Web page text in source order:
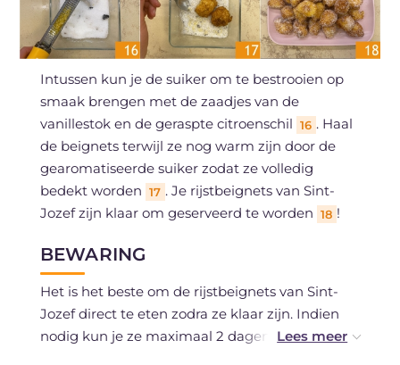
Intussen kun je de suiker om te bestrooien op
smaak brengen met de zaadjes van de
vanillestok en de geraspte citroenschil 16 . Haal
de beignets terwijl ze nog warm zijn door de
gearomatiseerde suiker zodat ze volledig
bedekt worden 17 . Je rijstbeignets van Sint-
Jozef zijn klaar om geserveerd te worden 18 !
BEWARING
Het is het beste om de rijstbeignets van Sint-
Jozef direct te eten zodra ze klaar zijn. Indien
nodig kun je ze maximaal 2 dagen in de